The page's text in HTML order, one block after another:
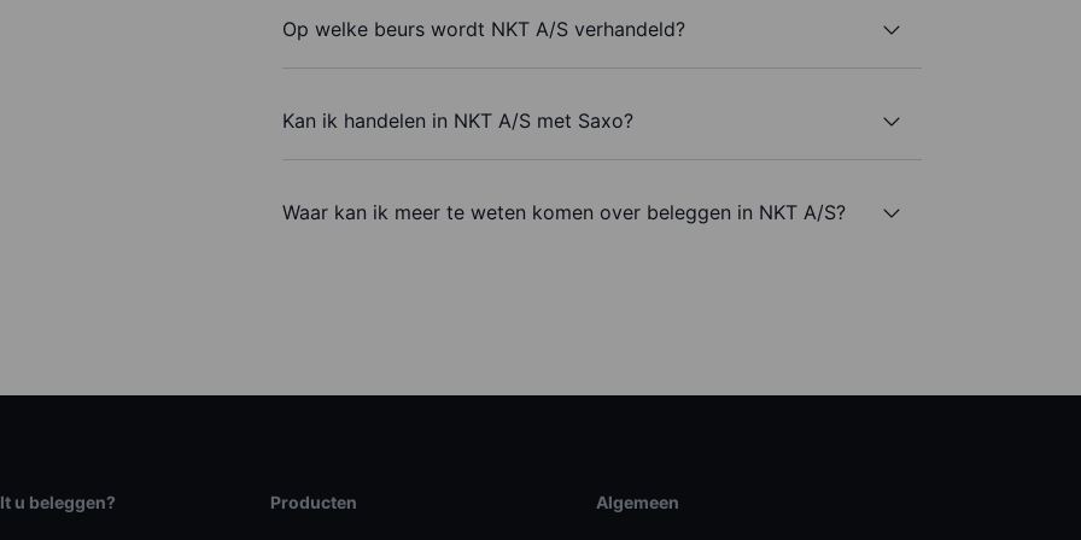
Op welke beurs wordt NKT A/S verhandeld?
Kan ik handelen in NKT A/S met Saxo?
Waar kan ik meer te weten komen over beleggen in NKT A/S?
u beleggen? Producten Algemeen